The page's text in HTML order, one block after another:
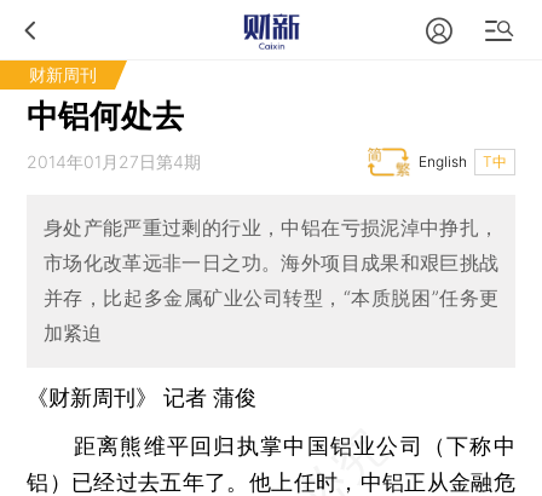
财新周刊
中铝何处去
2014年01月27日第4期 T中
English
身处产能严重过剩的行业，中铝在亏损泥淖中挣扎，
市场化改革远非一日之功。海外项目成果和艰巨挑战
并存，比起多金属矿业公司转型，“本质脱困”任务更
加紧迫
《财新周刊》 记者 蒲俊
距离熊维平回归执掌中国铝业公司（下称中
铝）已经过去五年了。他上任时，中铝正从金融危